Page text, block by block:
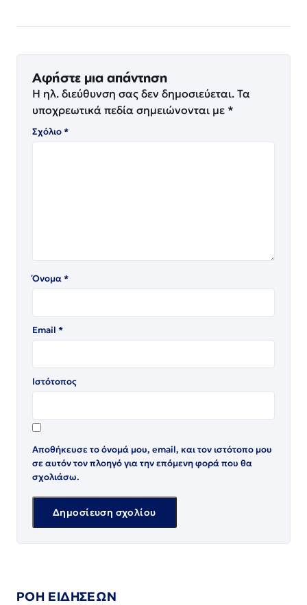
Αφήστε μια απάντηση
Η ηλ. διεύθυνση σας δεν δημοσιεύεται. Τα
υποχρεωτικά πεδία σημειώνονται με *
Σχόλιο*
Όνομα*
Email *
Ιστότοπος
Αποθήκευσε το όνομά μου, email, και τον ιστότοπο μου
σε αυτόν τον πλοηγό για την επόμενη φορά που θα
σχολιάσω.
ΡΟΗ ΕΙΔΗΣΕΩΝ